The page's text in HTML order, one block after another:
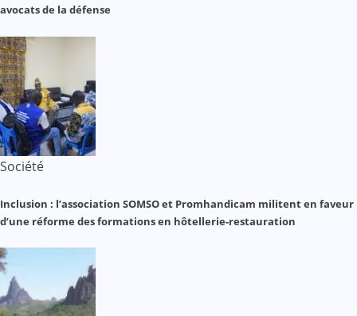
avocats de la défense
Société
Inclusion : l’association SOMSO et Promhandicam militent en faveur
d’une réforme des formations en hôtellerie-restauration